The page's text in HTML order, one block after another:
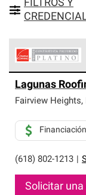
FILTROS Y
Corning
exclusiva y
Solo ellos
sistemas de
Lagunas
Fairview Heights,
(618) 802-1213
Solicitar